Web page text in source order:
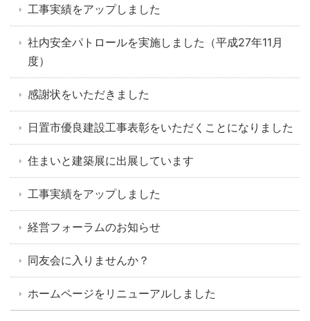
工事実績をアップしました
社内安全パトロールを実施しました（平成27年11月
度）
感謝状をいただきました
日置市優良建設工事表彰をいただくことになりました
住まいと建築展に出展しています
工事実績をアップしました
経営フォーラムのお知らせ
同友会に入りませんか？
ホームページをリニューアルしました